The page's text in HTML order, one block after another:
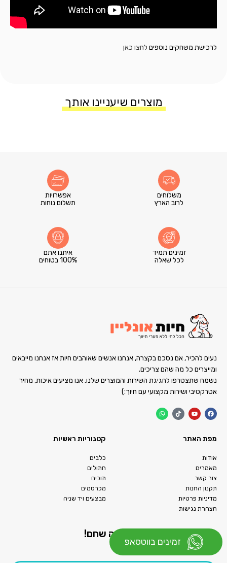
לרכישת משחקים נוספים לחצו כאן
מוצרים שיעניינו אותך
משלוחים
לרוב הארץ
אפשרויות
תשלום נוחות
זמינים תמיד
לכל שאלה
איתנו אתם
100% בטוחים
נעים להכיר, אם נסכם בקצרה, אנחנו אנשים שאוהבים חיות אז אנחנו מייבאים
ומייצרים כל מה שהם צריכים.
נשמח שתצטרפו לחגיגת השירות והמוצרים שלנו. אנו מציעים איכות, מחיר
אטרקטיבי ושירות מקצועי עם חיוך:)
מפת האתר
אודות
מאמרים
צור קשר
תקנון החנות
מדיניות פרטיות
הצהרת נגישות
קטגוריות ראשיות
כלבים
חתולים
תוכים
מכרסמים
מבצעים ויד שניה
התעדכנו ראשונים בכל מה שחם!
אנחנו לא מציקים רק מעדכנים:)
זמינים בווטסאפ